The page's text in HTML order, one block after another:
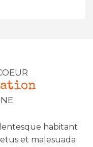
habitant
et malesuada